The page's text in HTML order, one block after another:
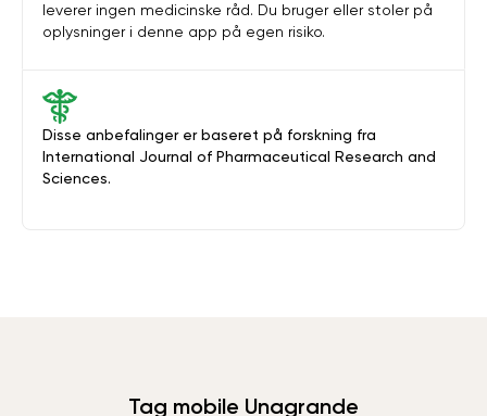
Disse anbefalinger er baseret på forskning fra
International Journal of Pharmaceutical Research and
Sciences.
leverer ingen medicinske råd. Du bruger eller stoler på
oplysninger i denne app på egen risiko.
Tag mobile Unagrande